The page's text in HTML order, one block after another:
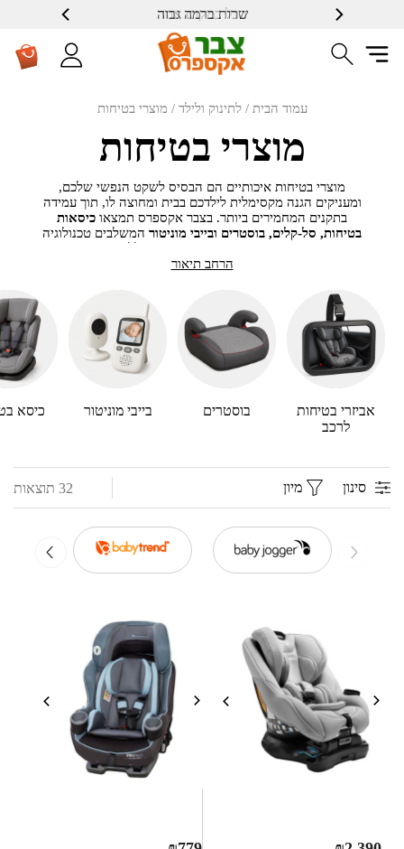
שרות ברמה גבוה
עמוד הבית /לתינוק ולילד / מוצרי בטיחות
מוצרי בטיחות
מוצרי בטיחות איכותיים הם הבסיס לשקט הנפשי שלכם,
ומעניקים הגנה מקסימלית לילדכם בבית ומחוצה לו, תוך עמידה
בתקנים המחמירים ביותר. בצבר אקספרס תמצאו כיסאות
בטיחות, סל-קלים, בוסטרים ובייבי מוניטור המשלבים טכנולוגיה
מוצרי בטיחות לתינוק
שנים, במחירים הוגנים ועם משלוח מהיר עד הבית.
הרחב תיאור
אביזרי בטיחות
לרכב
בוסטרים בייבי מוניטור כיסא
סינון מיון 32 תוצאות